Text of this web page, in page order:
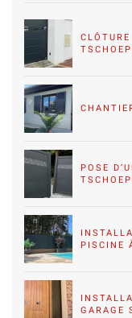
POSE
PISCINE
GARAGE